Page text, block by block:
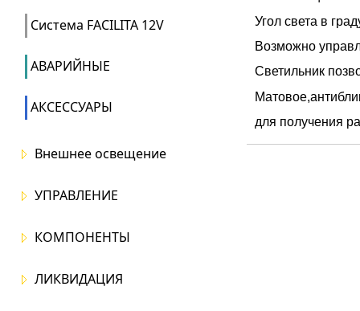
Система FACILITA 12V
АВАРИЙНЫЕ
АКСЕССУАРЫ
Внешнее освещение
УПРАВЛЕНИЕ
КОМПОНЕНТЫ
ЛИКВИДАЦИЯ
Угол света в
Возможно
Светильник
для получения